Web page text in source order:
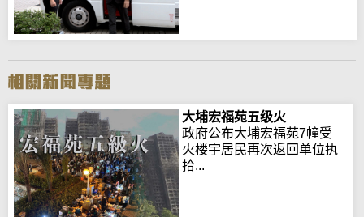
大埔宏福苑五级火
政府公布大埔宏福苑7幢受
火楼宇居民再次返回单位执
拾...